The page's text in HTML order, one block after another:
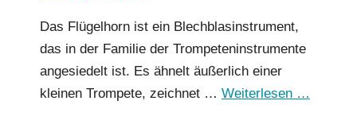
Das Flügelhorn ist ein Blechblasinstrument,
das in der Familie der Trompeteninstrumente
angesiedelt ist. Es ähnelt äußerlich einer
kleinen Trompete, zeichnet … Weiterlesen …